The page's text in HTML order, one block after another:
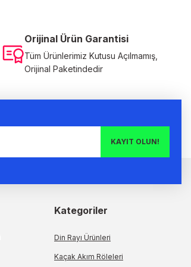
Orijinal Ürün Garantisi
Tüm Ürünlerimiz Kutusu Açılmamış,
Orijinal Paketindedir
KAYIT OLUN!
Kategoriler
Din Rayı Ürünleri
Kaçak Akım Röleleri